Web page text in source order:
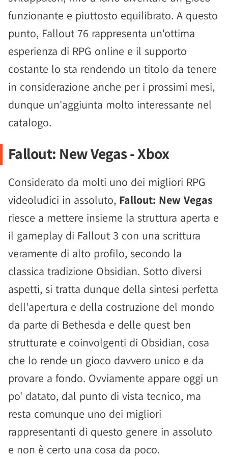
funzionante e piuttosto equilibrato. A questo
punto, Fallout 76 rappresenta un'ottima
esperienza di RPG online e il supporto
costante lo sta rendendo un titolo da tenere
in considerazione anche per i prossimi mesi,
dunque un'aggiunta molto interessante nel
catalogo.
Fallout: New Vegas - Xbox
Considerato da molti uno dei migliori RPG
videoludici in assoluto, Fallout: New Vegas
riesce a mettere insieme la struttura aperta e
il gameplay di Fallout 3 con una scrittura
veramente di alto profilo, secondo la
classica tradizione Obsidian. Sotto diversi
aspetti, si tratta dunque della sintesi perfetta
dell'apertura e della costruzione del mondo
da parte di Bethesda e delle quest ben
strutturate e coinvolgenti di Obsidian, cosa
che lo rende un gioco davvero unico e da
provare a fondo. Ovviamente appare oggi un
po' datato, dal punto di vista tecnico, ma
resta comunque uno dei migliori
rappresentanti di questo genere in assoluto
e non è certo una cosa da poco.